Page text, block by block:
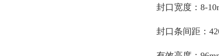
封口宽度：8-
封口条间距：